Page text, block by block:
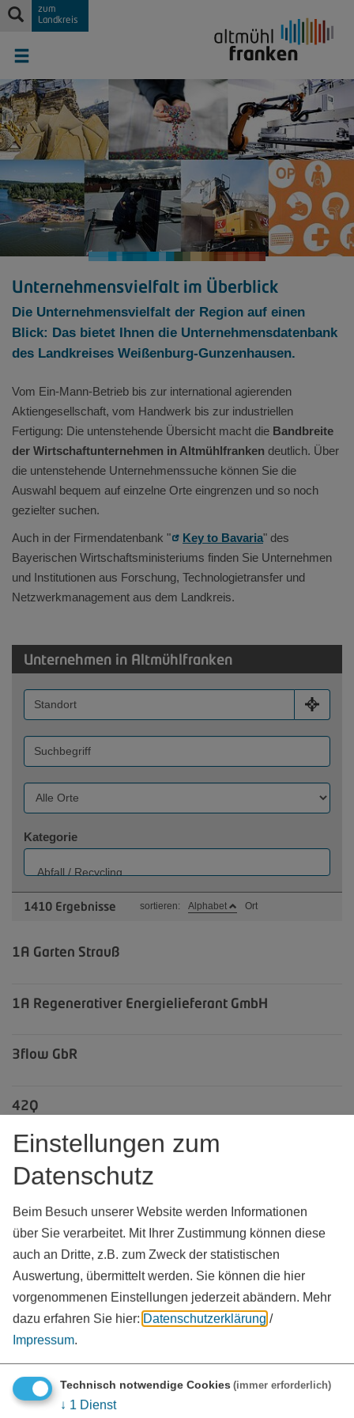
zum
Landkreis
Unternehmensvielfalt im Überblick
Die Unternehmensvielfalt der Region auf einen
Blick: Das bietet Ihnen die Unternehmensdatenbank
des Landkreises Weißenburg-Gunzenhausen.
Vom Ein-Mann-Betrieb bis zur international agierenden
Aktiengesellschaft, vom Handwerk bis zur industriellen
Fertigung: Die untenstehende Übersicht macht die Bandbreite
der Wirtschaftunternehmen in Altmühlfranken deutlich. Über
die untenstehende Unternehmenssuche können Sie die
Auswahl bequem auf einzelne Orte eingrenzen und so noch
gezielter suchen.
Auch in der Firmendatenbank " Key to Bavaria" des
Bayerischen Wirtschaftsministeriums finden Sie Unternehmen
und Institutionen aus Forschung, Technologietransfer und
Netzwerkmanagement aus dem Landkreis.
Unternehmen in Altmühlfranken
Kategorie
1410 Ergebnisse sortieren: Alphabet Ort
1A Garten Strauß
1A Regenerativer Energielieferant GmbH
3flow GbR
42Q
A.E.Z. GmbH - Aufbereitung Entsorgung Zentrum
A.R.D. GmbH - Abbruch - Recycling - Dienstleistungen
AAD Architekten Berlin/Heidenheim
ABEL Wellpappe in Form GmbH & Co. KG
ACR Altmühltal topSound GmbH & Co. KG
ADA Agrardienstleister Adacker GbR
Einstellungen zum
Datenschutz
Beim Besuch unserer Website werden Informationen
über Sie verarbeitet. Mit Ihrer Zustimmung können diese
auch an Dritte, z.B. zum Zweck der statistischen
Auswertung, übermittelt werden. Sie können die hier
vorgenommenen Einstellungen jederzeit abändern. Mehr
dazu erfahren Sie hier: Datenschutzerklärung /
Impressum.
Technisch notwendige Cookies (immer erforderlich)
↓ 1 Dienst